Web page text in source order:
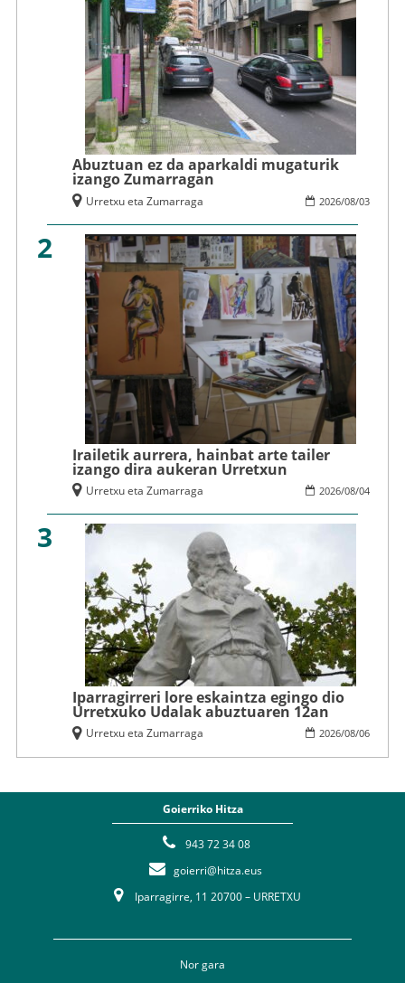
Abuztuan ez da aparkaldi mugaturik
izango Zumarragan
2026/08/03
Urretxu eta Zumarraga
2
Irailetik aurrera, hainbat arte tailer
izango dira aukeran Urretxun
2026/08/04
Urretxu eta Zumarraga
3
Iparragirreri lore eskaintza egingo dio
Urretxuko Udalak abuztuaren 12an
2026/08/06
Urretxu eta Zumarraga
Goierriko Hitza
943 72 34 08
goierri@hitza.eus
Iparragirre, 11 20700 – URRETXU
Nor gara